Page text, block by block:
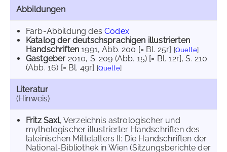
Abbildungen
Farb-Abbildung desCodex
Katalog der deutschsprachigen illustrierten
Handschriften 1991, Abb. 200 [= Bl. 25r] [Quelle]
Gastgeber 2010, S. 209 (Abb. 15) [= Bl. 12r], S. 210
(Abb. 16) [= Bl. 49r] [Quelle]
Literatur
(Hinweis)
Fritz Saxl, Verzeichnis astrologischer und
mythologischer illustrierter Handschriften des
lateinischen Mittelalters II: Die Handschriften der
National-Bibliothek in Wien (Sitzungsberichte der